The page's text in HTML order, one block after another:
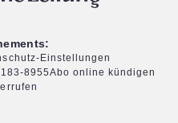
Einstellungen
8955Abo online kündigen